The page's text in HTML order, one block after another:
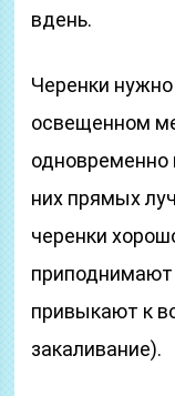
вдень.
Черенки
освещенном
одновременно
них прямых
черенки
приподнимают
привыкают к
закаливание).